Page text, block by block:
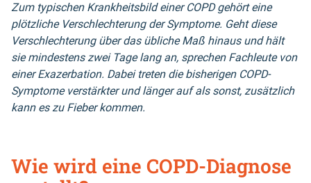
Zum typischen Krankheitsbild einer COPD gehört eine
plötzliche Verschlechterung der Symptome. Geht diese
Verschlechterung über das übliche Maß hinaus und hält
sie mindestens zwei Tage lang an, sprechen Fachleute von
einer Exazerbation. Dabei treten die bisherigen COPD-
Symptome verstärkter und länger auf als sonst, zusätzlich
kann es zu Fieber kommen.
Wie wird eine COPD-Diagnose